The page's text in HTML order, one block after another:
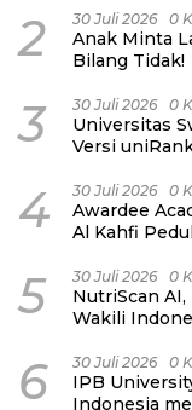
2 30 Juli 2026 0
Anak Minta
Bilang Tidak!
3 30 Juli 2026 0
Universitas
Versi
4 30 Juli 2026 0
Awardee
Al Kahfi
5 30 Juli 2026 0
NutriScan
Wakili
6 30 Juli 2026 0
IPB
Indonesia